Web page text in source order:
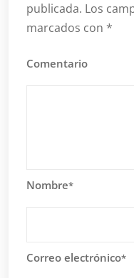
publicada. Los
marcados con *
Comentario
Nombre*
Correo electrónico*